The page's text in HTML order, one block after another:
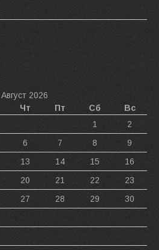
Август 2026
Чт Пт Сб Вс
1
2
6 7 8
9
13 14 15
16
20 21 22
23
27 28 29
30